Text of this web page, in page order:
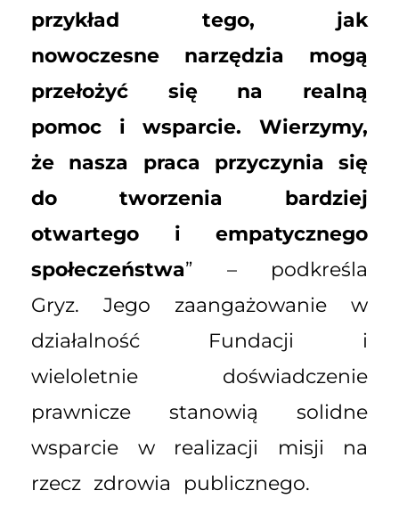
przykład tego, jak
nowoczesne narzędzia mogą
przełożyć się na realną
pomoc i wsparcie. Wierzymy,
że nasza praca przyczynia się
do tworzenia bardziej
otwartego i empatycznego
społeczeństwa” – podkreśla
Gryz. Jego zaangażowanie w
działalność Fundacji i
wieloletnie doświadczenie
prawnicze stanowią solidne
wsparcie w realizacji misji na
rzecz zdrowia publicznego.